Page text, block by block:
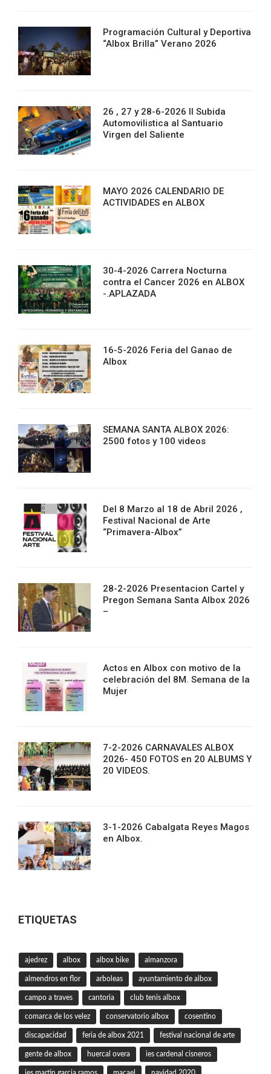
Programación Cultural y Deportiva
“Albox Brilla” Verano 2026
26 , 27 y 28-6-2026 II Subida
Automovilistica al Santuario
Virgen del Saliente
MAYO 2026 CALENDARIO DE
ACTIVIDADES en ALBOX
30-4-2026 Carrera Nocturna
contra el Cancer 2026 en ALBOX
-.APLAZADA
16-5-2026 Feria del Ganao de
Albox
SEMANA SANTA ALBOX 2026:
2500 fotos y 100 videos
Del 8 Marzo al 18 de Abril 2026 ,
Festival Nacional de Arte
“Primavera-Albox”
28-2-2026 Presentacion Cartel y
Pregon Semana Santa Albox 2026
–
Actos en Albox con motivo de la
celebración del 8M. Semana de la
Mujer
7-2-2026 CARNAVALES ALBOX
2026- 450 FOTOS en 20 ALBUMS Y
20 VIDEOS.
3-1-2026 Cabalgata Reyes Magos
en Albox.
ETIQUETAS
ajedrez albox albox bike almanzora
almendros en flor arboleas ayuntamiento de albox
campo a traves cantoria club tenis albox
comarca de los velez conservatorio albox cosentino
discapacidad feria de albox 2021 festival nacional de arte
gente de albox huercal overa ies cardenal cisneros